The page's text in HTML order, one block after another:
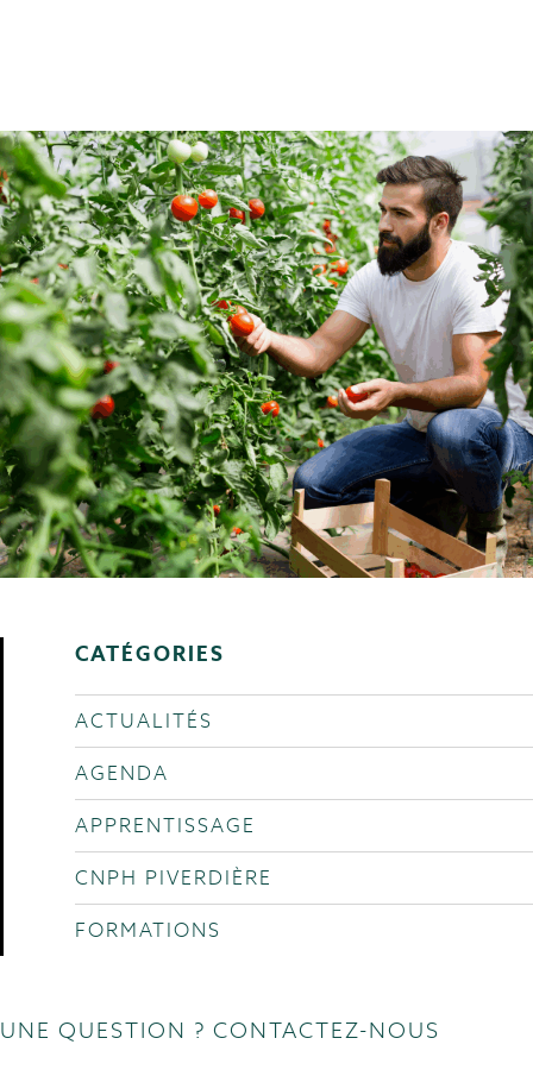
CATÉGORIES
ACTUALITÉS
AGENDA
APPRENTISSAGE
CNPH PIVERDIÈRE
FORMATIONS
UNE QUESTION ? CONTACTEZ-NOUS